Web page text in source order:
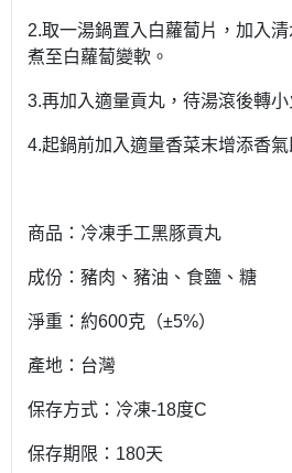
2.取一湯鍋置入白蘿蔔片，加入
煮至白蘿蔔變軟。
3.再加入適量貢丸，待湯滾後轉小
4.起鍋前加入適量香菜末增添香氣
商品：冷凍手工黑豚貢丸
成份：豬肉、豬油、食鹽、糖
淨重：約600克（±5%）
產地：台灣
保存方式：冷凍-18度C
保存期限：180天